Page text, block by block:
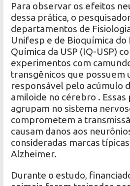
Para observar os efeitos
dessa prática, o
departamentos de
Unifesp e de Bioquímica
Química da USP (IQ-USP)
experimentos com
transgênicos que possuem
responsável pelo acúmulo
amiloide no cérebro .
agrupam no sistema
comprometem a
causam danos aos
consideradas marcas
Alzheimer.
Durante o estudo,